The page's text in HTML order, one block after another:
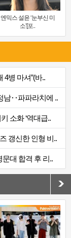
엔믹스 설윤 ‘눈부신 미
소’[포..
4병 마셔”(바..
남‥파파라치에 ..
소화 ‘역대급..
갱신한 인형 비..
대 합격 후 리..